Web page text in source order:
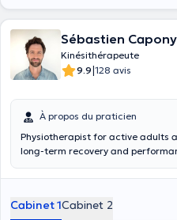
Sébastien Capony
Kinésithérapeute
9.9|128 avis
À propos du praticien
Physiotherapist for active
long-term recovery and
Cabinet 1Cabinet 2